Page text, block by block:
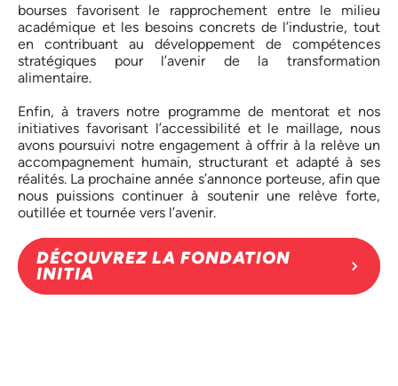
bourses favorisent le rapprochement entre le milieu
académique et les besoins concrets de l’industrie, tout
en contribuant au développement de compétences
stratégiques pour l’avenir de la transformation
alimentaire.
Enfin, à travers notre programme de mentorat et nos
initiatives favorisant l’accessibilité et le maillage, nous
avons poursuivi notre engagement à offrir à la relève un
accompagnement humain, structurant et adapté à ses
réalités. La prochaine année s’annonce porteuse, afin que
nous puissions continuer à soutenir une relève forte,
outillée et tournée vers l’avenir.
DÉCOUVREZ LA FONDATION
INITIA